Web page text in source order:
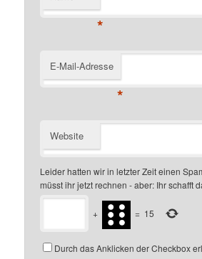
*
E-Mail-Adresse
*
Website
Leider hatten wir in letzter Zeit einen
müsst ihr jetzt rechnen - aber: Ihr schafft
+ = 15
Durch das Anklicken der Checkbox